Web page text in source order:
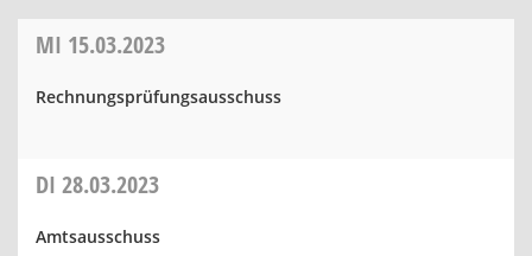
MI 15.03.2023
Rechnungsprüfungsausschuss
DI 28.03.2023
Amtsausschuss